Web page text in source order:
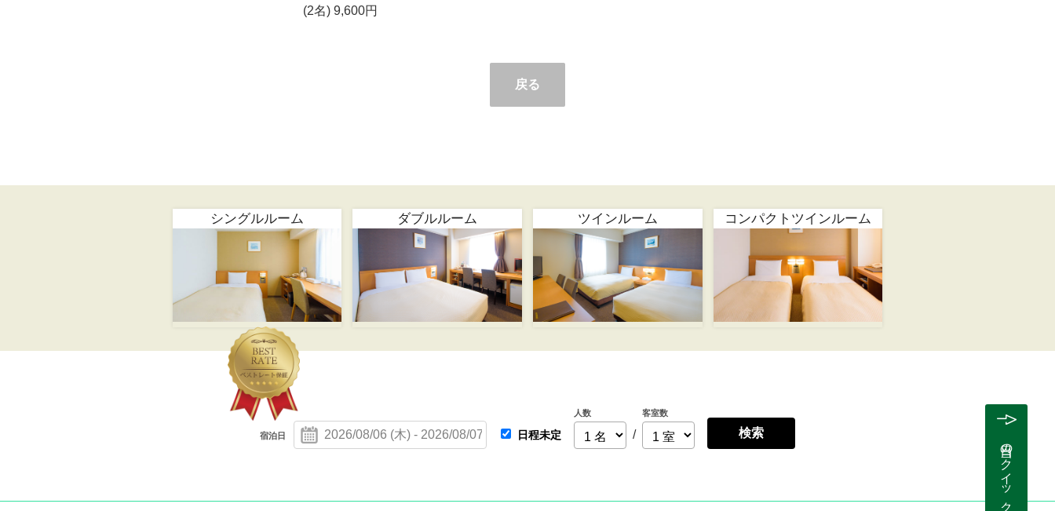
当日のクイック予約
(2名) 9,600円
戻る
シングルルーム ダブルルーム ツインルーム コンパクトツインルーム
宿泊日 日程未定
人数
/
客室数
検索